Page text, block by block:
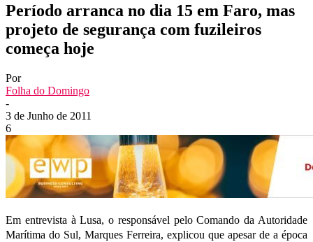
Período arranca no dia 15 em Faro, mas
projeto de segurança com fuzileiros
começa hoje
Por
Folha do Domingo
-
3 de Junho de 2011
6
Em entrevista à Lusa, o responsável pelo Comando da Autoridade
Marítima do Sul, Marques Ferreira, explicou que apesar de a época